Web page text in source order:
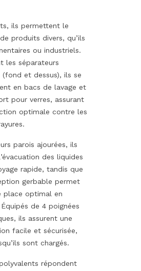
ils permettent le
produits divers, qu’ils
ou industriels.
les séparateurs
(fond et dessus), ils se
en bacs de lavage et
pour verres, assurant
optimale contre les
parois ajourées, ils
des liquides
rapide, tandis que
gerbable permet
place optimal en
de 4 poignées
ils assurent une
facile et sécurisée,
sont chargés.
répondent